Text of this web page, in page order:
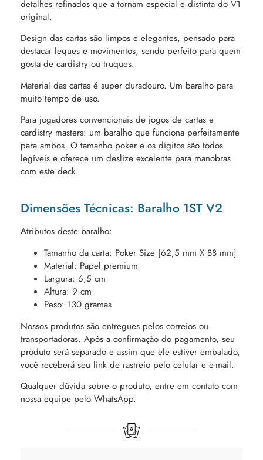
detalhes refinados que a tornam especial e distinta do V1
original.
Design das cartas são limpos e elegantes, pensado para
destacar leques e movimentos, sendo perfeito para quem
gosta de cardistry ou truques.
Material das cartas é super duradouro. Um baralho para
muito tempo de uso.
Para jogadores convencionais de jogos de cartas e
cardistry masters: um baralho que funciona perfeitamente
para ambos. O tamanho poker e os dígitos são todos
legíveis e oferece um deslize excelente para manobras
com este deck.
Dimensões Técnicas: Baralho 1ST V2
Atributos deste baralho:
Tamanho da carta: Poker Size [62,5 mm X 88 mm]
Material: Papel premium
Largura: 6,5 cm
Altura: 9 cm
Peso: 130 gramas
Nossos produtos são entregues pelos correios ou
transportadoras. Após a confirmação do pagamento, seu
produto será separado e assim que ele estiver embalado,
você receberá seu link de rastreio pelo celular e e-mail.
Qualquer dúvida sobre o produto, entre em contato com
nossa equipe pelo WhatsApp.